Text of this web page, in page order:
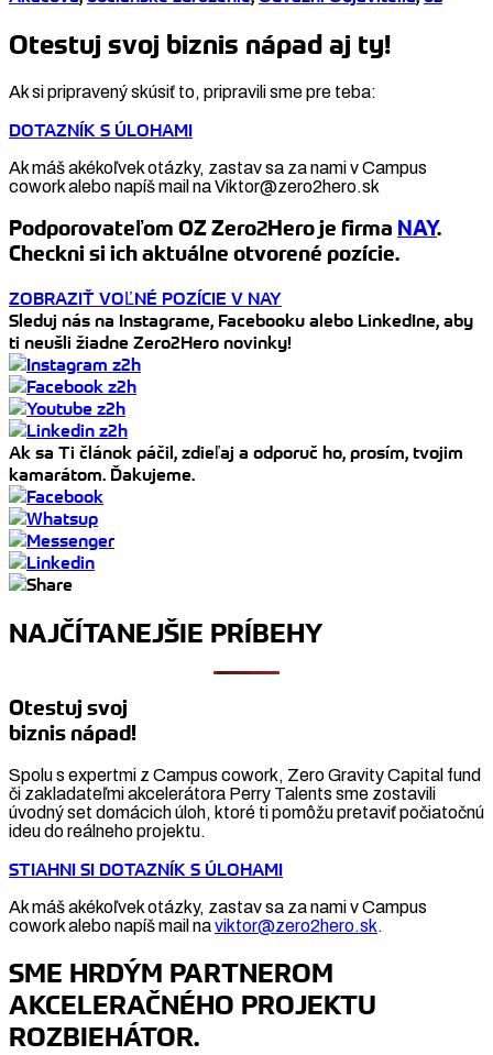
Otestuj svoj biznis nápad aj ty!
Ak si pripravený skúsiť to, pripravili sme pre teba:
DOTAZNÍK S ÚLOHAMI
Ak máš akékoľvek otázky, zastav sa za nami v Campus
cowork alebo napíš mail na Viktor@zero2hero.sk
Podporovateľom OZ Zero2Hero je firma NAY.
Checkni si ich aktuálne otvorené pozície.
ZOBRAZIŤ VOĽNÉ POZÍCIE V NAY
Sleduj nás na Instagrame, Facebooku alebo LinkedIne, aby
ti neušli žiadne Zero2Hero novinky!
Ak sa Ti článok páčil, zdieľaj a odporuč ho, prosím, tvojim
kamarátom. Ďakujeme.
NAJČÍTANEJŠIE PRÍBEHY
Otestuj svoj
biznis nápad!
Spolu s expertmi z Campus cowork, Zero Gravity Capital fund
či zakladateľmi akcelerátora Perry Talents sme zostavili
úvodný set domácich úloh, ktoré ti pomôžu pretaviť počiatočnú
ideu do reálneho projektu.
STIAHNI SI DOTAZNÍK S ÚLOHAMI
Ak máš akékoľvek otázky, zastav sa za nami v Campus
cowork alebo napíš mail naviktor@zero2hero.sk.
SME HRDÝM PARTNEROM
AKCELERAČNÉHO PROJEKTU
ROZBIEHÁTOR.